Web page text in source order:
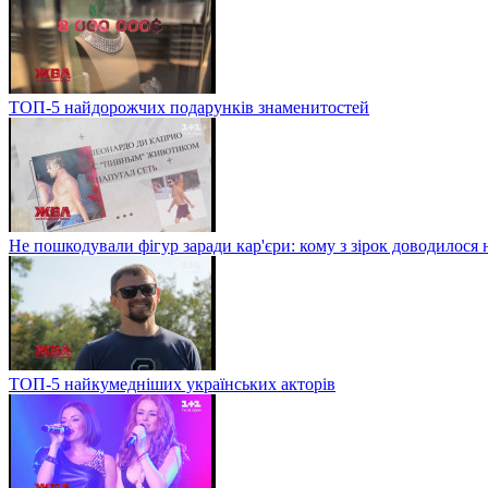
ТОП-5 найдорожчих подарунків знаменитостей
Не пошкодували фігур заради кар'єри: кому з зірок доводилося
ТОП-5 найкумедніших українських акторів